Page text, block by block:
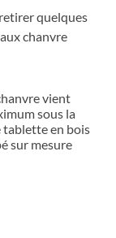
quelques
chanvre